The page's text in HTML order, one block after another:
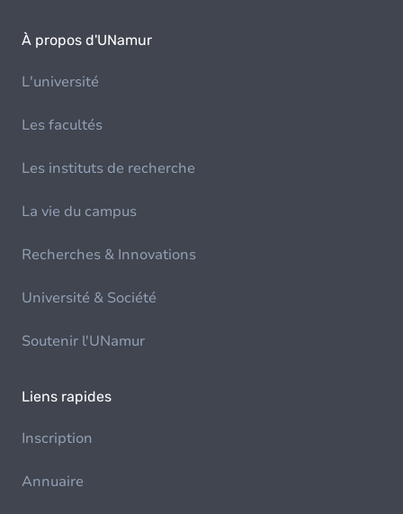
À propos d'UNamur
L'université
Les facultés
Les instituts de recherche
La vie du campus
Recherches & Innovations
Université & Société
Soutenir l'UNamur
Liens rapides
Inscription
Annuaire